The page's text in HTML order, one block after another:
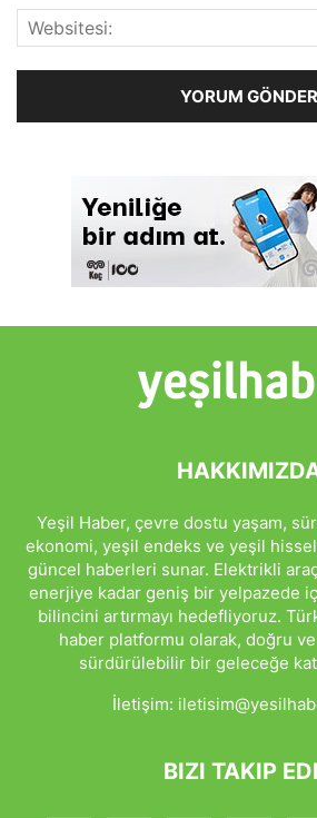
Yeşil Haber, çevre dostu yaşam,
ekonomi, yeşil endeks ve yeşil
güncel haberleri sunar. Elektrikli
enerjiye kadar geniş bir yelpazede
bilincini artırmayı hedefliyoruz.
haber platformu olarak, doğru
sürdürülebilir bir geleceğe
İletişim:
BIZI TAKIP